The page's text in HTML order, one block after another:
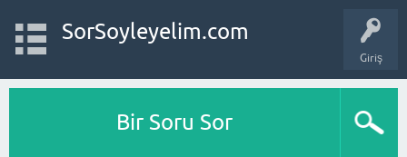
Giriş
SorSoyleyelim.com
Bir Soru Sor